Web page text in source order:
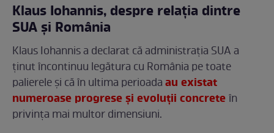
Klaus Iohannis, despre relația dintre
SUA și România
Klaus Iohannis a declarat că administrația SUA a
ținut încontinuu legătura cu România pe toate
palierele și că în ultima perioadaau existat
numeroase progrese și evoluții concreteîn
privința mai multor dimensiuni.